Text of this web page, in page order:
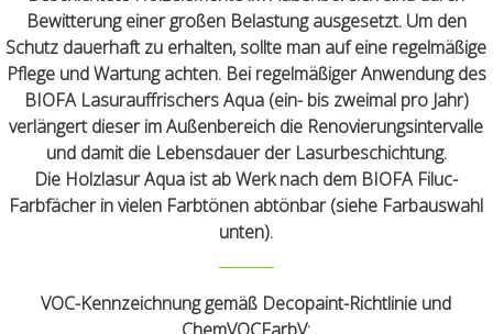
Bewitterung einer großen Belastung ausgesetzt. Um den
Schutz dauerhaft zu erhalten, sollte man auf eine regelmäßige
Pflege und Wartung achten. Bei regelmäßiger Anwendung des
BIOFA Lasurauffrischers Aqua (ein- bis zweimal pro Jahr)
verlängert dieser im Außenbereich die Renovierungsintervalle
und damit die Lebensdauer der Lasurbeschichtung.
Die Holzlasur Aqua ist ab Werk nach dem BIOFA Filuc-
Farbfächer in vielen Farbtönen abtönbar (siehe Farbauswahl
unten).
VOC-Kennzeichnung gemäß Decopaint-Richtlinie und